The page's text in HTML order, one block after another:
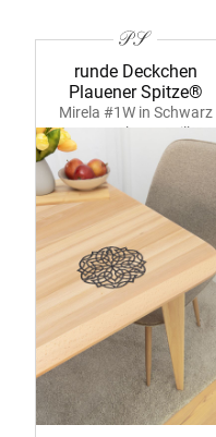
runde Deckchen
Plauener Spitze®
Mirela #1W in Schwarz
39380 schwarz-silber